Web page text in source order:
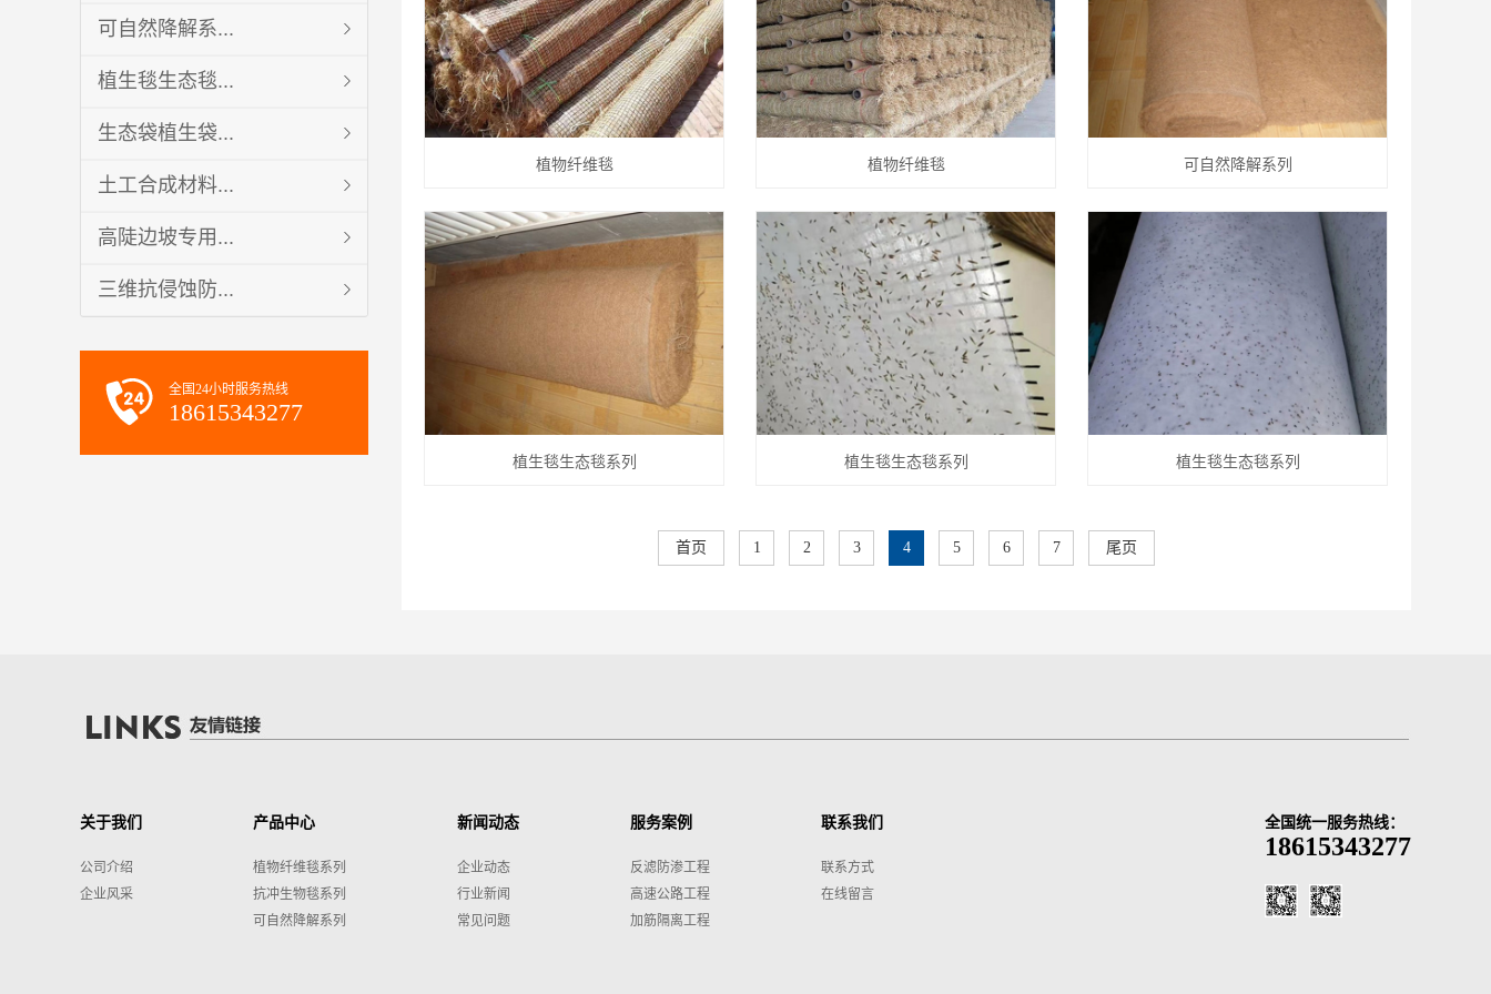
可自然降解系...
植生毯生态毯...
生态袋植生袋...
土工合成材料...
高陡边坡专用...
三维抗侵蚀防...
全国24小时服务热线
18615343277
植物纤维毯 植物纤维毯 可自然降解系列
植生毯生态毯系列 植生毯生态毯系列 植生毯生态毯系列
首页 1 2 3 4 5 6 7 尾页
关于我们
公司介绍
企业风采
产品中心
植物纤维毯系列
抗冲生物毯系列
可自然降解系列
新闻动态
企业动态
行业新闻
常见问题
服务案例
反滤防渗工程
高速公路工程
加筋隔离工程
联系我们
联系方式
在线留言
全国统一服务热线：
18615343277